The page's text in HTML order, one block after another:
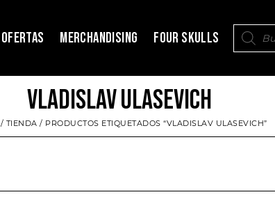
OFERTAS MERCHANDISING FOUR SKULLS
VLADISLAV ULASEVICH
/ TIENDA / PRODUCTOS ETIQUETADOS “VLADISLAV ULASEVICH”